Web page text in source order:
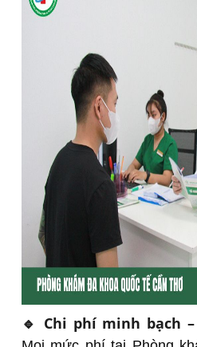
🔹 Chi phí minh bạch